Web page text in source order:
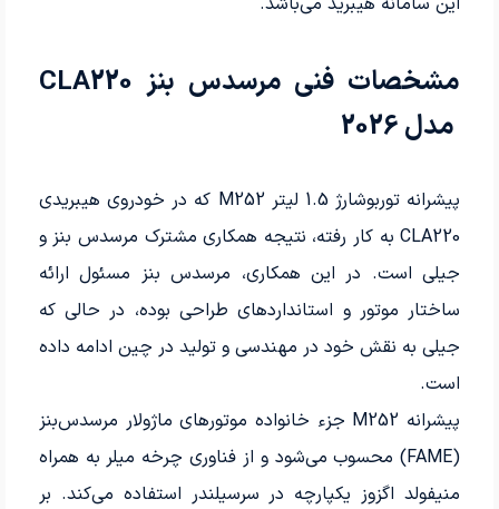
مشخصات فنی مرسدس بنز CLA220
مدل 2026
پیشرانه توربوشارژ 1.5 لیتر M252 که در خودروی هیبریدی
CLA220 به کار رفته، نتیجه همکاری مشترک مرسدس بنز و
جیلی است. در این همکاری، مرسدس بنز مسئول ارائه
ساختار موتور و استانداردهای طراحی بوده، در حالی که
جیلی به نقش خود در مهندسی و تولید در چین ادامه داده
است.
پیشرانه M252 جزء خانواده موتورهای ماژولار مرسدس‌بنز
(FAME) محسوب می‌شود و از فناوری چرخه میلر به همراه
منیفولد اگزوز یکپارچه در سرسیلندر استفاده می‌کند. بر